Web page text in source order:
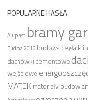
POPULARNE HASŁA
Aluplast bramy
Budma 2016 budowa cegła
dachówki cementowe
wejściowe
MATEK materiały